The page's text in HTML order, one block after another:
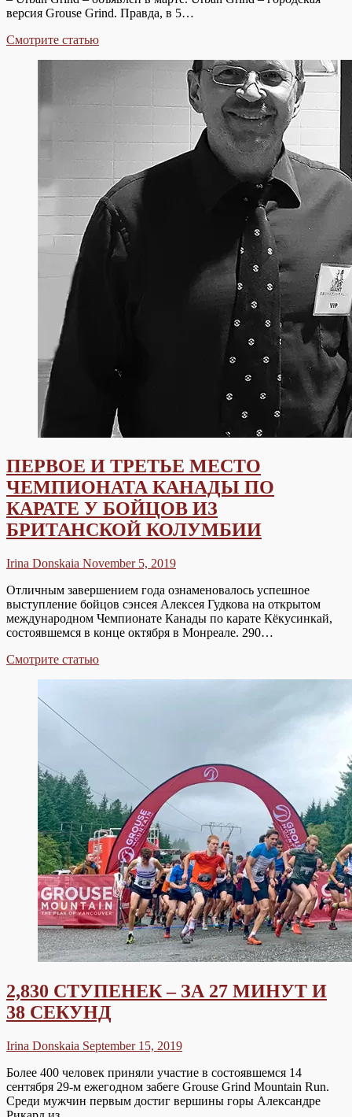
версия Grouse Grind. Правда, в 5…
Смотрите статьюВСЕ
ВЫШЕ
ПЕРВОЕ И ТРЕТЬЕ МЕСТО
ЧЕМПИОНАТА КАНАДЫ ПО
КАРАТЕ У БОЙЦОВ ИЗ
БРИТАНСКОЙ КОЛУМБИИ
Irina Donskaia November 5, 2019
Отличным завершением года ознаменовалось успешное
выступление бойцов сэнсея Алексея Гудкова на открытом
международном Чемпионате Канады по карате Кёкусинкай,
состоявшемся в конце октября в Монреале. 290…
Смотрите статьюПЕРВОЕ
КАРАТЕ
БОЙЦОВ
ИЗ
БРИТАНСКОЙ
КОЛУМБИИ
2,830 СТУПЕНЕК – ЗА 27 МИНУТ И
38 СЕКУНД
Irina Donskaia September 15, 2019
Более 400 человек приняли участие в состоявшемся 14
сентября 29-м ежегодном забеге Grouse Grind Mountain Run.
Среди мужчин первым достиг вершины горы Александре